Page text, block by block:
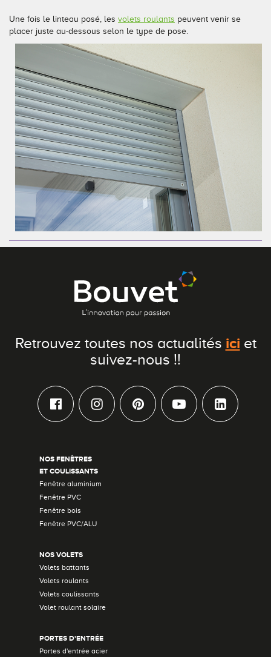
Une fois le linteau posé, les volets roulants peuvent venir se
placer juste au-dessous selon le type de pose.
Retrouvez toutes nos actualités ici et
suivez-nous !!
NOS FENÊTRES
ET COULISSANTS
Fenêtre aluminium
Fenêtre PVC
Fenêtre bois
Fenêtre PVC/ALU
NOS VOLETS
Volets battants
Volets roulants
Volets coulissants
Volet roulant solaire
PORTES D'ENTRÉE
Portes d'entrée acier